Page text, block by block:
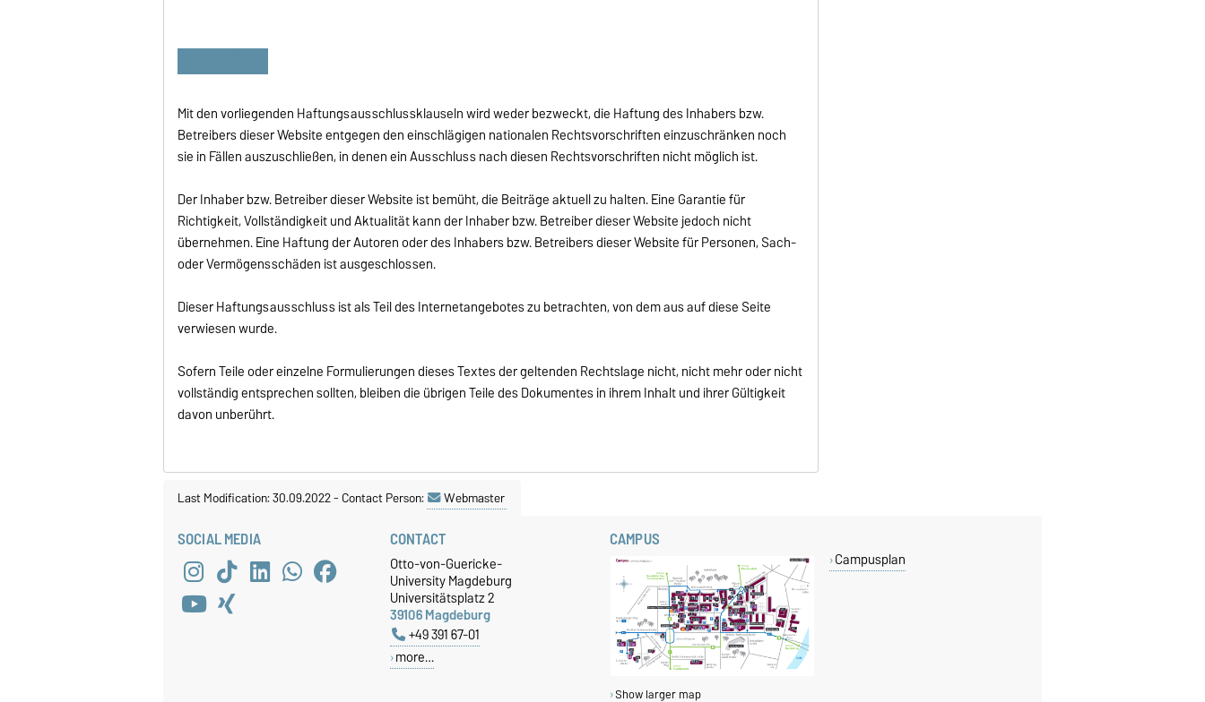
Mit den vorliegenden Haftungsausschlussklauseln wird weder bezweckt, die Haftung des Inhabers bzw.
Betreibers dieser Website entgegen den einschlägigen nationalen Rechtsvorschriften einzuschränken noch
sie in Fällen auszuschließen, in denen ein Ausschluss nach diesen Rechtsvorschriften nicht möglich ist.
Der Inhaber bzw. Betreiber dieser Website ist bemüht, die Beiträge aktuell zu halten. Eine Garantie für
Richtigkeit, Vollständigkeit und Aktualität kann der Inhaber bzw. Betreiber dieser Website jedoch nicht
übernehmen. Eine Haftung der Autoren oder des Inhabers bzw. Betreibers dieser Website für Personen, Sach-
oder Vermögensschäden ist ausgeschlossen.
Dieser Haftungsausschluss ist als Teil des Internetangebotes zu betrachten, von dem aus auf diese Seite
verwiesen wurde.
Sofern Teile oder einzelne Formulierungen dieses Textes der geltenden Rechtslage nicht, nicht mehr oder nicht
vollständig entsprechen sollten, bleiben die übrigen Teile des Dokumentes in ihrem Inhalt und ihrer Gültigkeit
davon unberührt.
Last Modification: 30.09.2022-Contact Person: Webmaster
SOCIAL MEDIA CONTACT
Otto-von-Guericke-
University Magdeburg
Universitätsplatz 2
39106 Magdeburg
+49 391 67-01
more…
CAMPUS
Show larger map
Campusplan